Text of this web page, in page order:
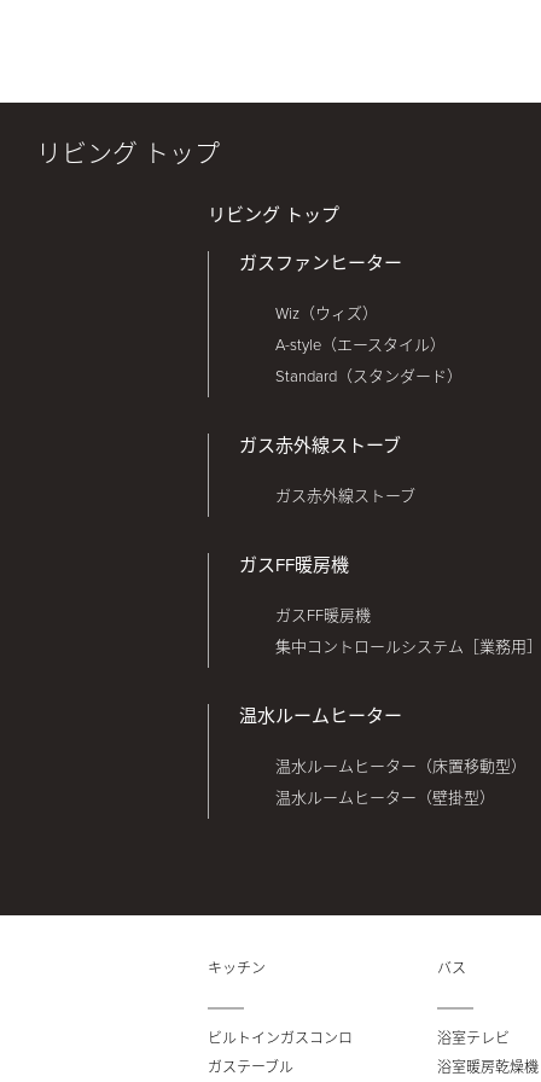
リビング トップ
リビング トップ
ガスファンヒーター
Wiz（ウィズ）
A-style（エースタイル）
Standard（スタンダード）
ガス赤外線ストーブ
ガス赤外線ストーブ
ガスFF暖房機
ガスFF暖房機
集中コントロールシステム［業務用］
温水ルームヒーター
温水ルームヒーター（床置移動型）
温水ルームヒーター（壁掛型）
キッチン
ビルトインガスコンロ
ガステーブル
バス
浴室テレビ
浴室暖房乾燥機